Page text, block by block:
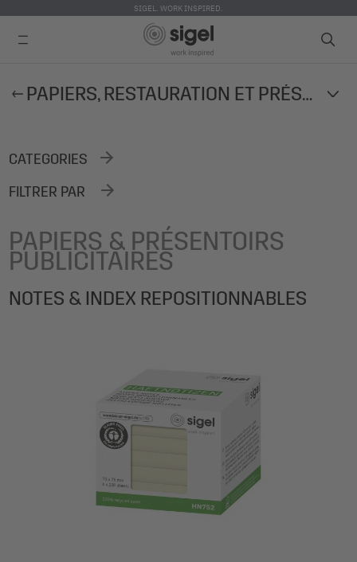
SIGEL. WORK INSPIRED.
PAPIERS, RESTAURATION ET PRÉSENTOIRS PUBLICITAIRES
CATEGORIES
FILTRER PAR
PAPIERS & PRÉSENTOIRS
PUBLICITAIRES
NOTES & INDEX REPOSITIONNABLES